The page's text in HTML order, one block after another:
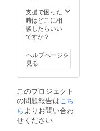
詳細 原
材料
名：清
酒、出
梅、氷
砂糖 エ
内容
量：
500ml
アル
コール
（島根
県産）
日本酒
度：＋
１ 精米
歩合：
720ml
アル
コール
度数：
15度 ■
ヤマサ
・希望
の方は
商品ブ
ランド
ページ
にお名
載 ・お
礼の
メッ
セージ
■ヤマサ
ン正宗
｜佐香
純米吟
醸 原
酒 1.8L
１本 火
ヤマサ
ン正宗
｜佐香
錦 純
1.8L １
本 火入
れ ・
ヤマサ
本酒仕
込みの
梅酒の
詳細 原
名：清
酒、出
雲産の
梅、氷
キス
分：
14.0%
内容
量：
品ブラ
ンド
ページ
にお名
載 ・お
礼の
メッ
セージ
支援で困った
時はどこに相
談したらいい
ですか？
ヘルプページを
見る
このプロジェクト
の問題報告はこち
ら よりお問い合わ
せください